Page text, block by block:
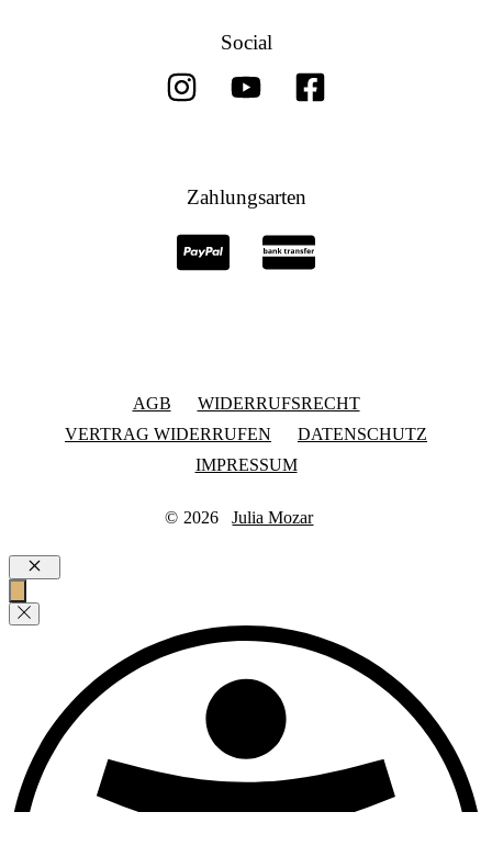
Social
Zahlungsarten
AGB
WIDERRUFSRECHT
VERTRAG WIDERRUFEN
DATENSCHUTZ
IMPRESSUM
© 2026 Julia Mozar
Schließen